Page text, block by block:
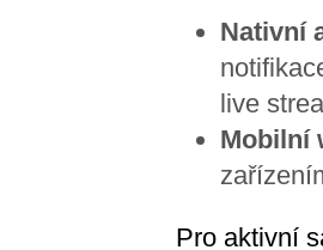
Nativní
live
Mobilní
Pro aktivní